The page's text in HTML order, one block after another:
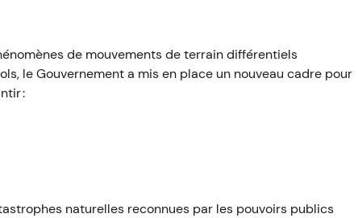
de mouvements de terrain différentiels
le Gouvernement a mis en place un nouveau cadre pour
:
naturelles reconnues par les pouvoirs publics